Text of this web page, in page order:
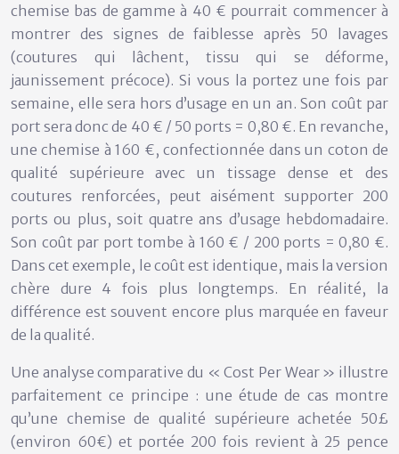
chemise bas de gamme à 40 € pourrait commencer à
montrer des signes de faiblesse après 50 lavages
(coutures qui lâchent, tissu qui se déforme,
jaunissement précoce). Si vous la portez une fois par
semaine, elle sera hors d’usage en un an. Son coût par
port sera donc de 40 € / 50 ports = 0,80 €. En revanche,
une chemise à 160 €, confectionnée dans un coton de
qualité supérieure avec un tissage dense et des
coutures renforcées, peut aisément supporter 200
ports ou plus, soit quatre ans d’usage hebdomadaire.
Son coût par port tombe à 160 € / 200 ports = 0,80 €.
Dans cet exemple, le coût est identique, mais la version
chère dure 4 fois plus longtemps. En réalité, la
différence est souvent encore plus marquée en faveur
de la qualité.
Une analyse comparative du « Cost Per Wear » illustre
parfaitement ce principe : une étude de cas montre
qu’une chemise de qualité supérieure achetée 50£
(environ 60€) et portée 200 fois revient à 25 pence